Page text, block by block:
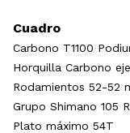
Cuadro
Carbono T1100
Horquilla Carbono
Rodamientos 52-52
Grupo Shimano 105
Plato máximo 54T